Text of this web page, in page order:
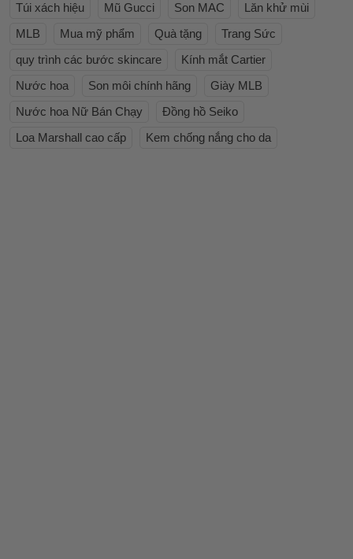
Túi xách hiệu
Mũ Gucci Son MAC
Lăn khử mùi
MLB
Mua mỹ phẩm Quà tặng
Trang Sức
quy trình các bước skincare
Kính mắt Cartier
Nước hoa
Son môi chính hãng
Giày MLB
Nước hoa Nữ Bán Chạy
Đồng hồ Seiko
Loa Marshall cao cấp
Kem chống nắng cho da